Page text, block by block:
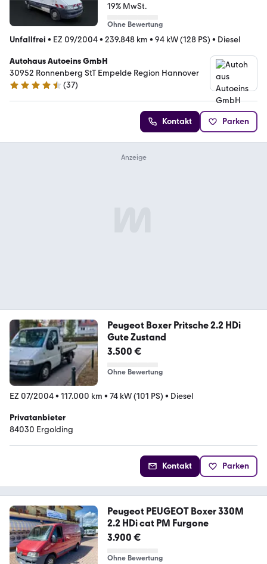
19% MwSt.
Ohne Bewertung
Unfallfrei • EZ 09/2004• 239.848 km • 94 kW (128 PS) • Diesel
Autohaus Autoeins GmbH
30952 Ronnenberg StT Empelde Region Hannover
4.7 Sterne
(37)
Kontakt Parken
Peugeot Boxer Pritsche 2.2 HDi
Gute Zustand
3.500 €
Ohne Bewertung
EZ 07/2004• 117.000 km • 74 kW (101 PS) • Diesel
Privatanbieter
84030 Ergolding
Kontakt Parken
Peugeot PEUGEOT Boxer 330M
2.2 HDi cat PM Furgone
3.900 €
Ohne Bewertung